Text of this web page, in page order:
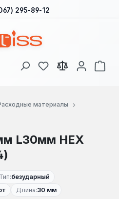
295-89-12
У вас есть товары
В
материалы
L30мм HEX
Тип:безударный
Длина:30 мм